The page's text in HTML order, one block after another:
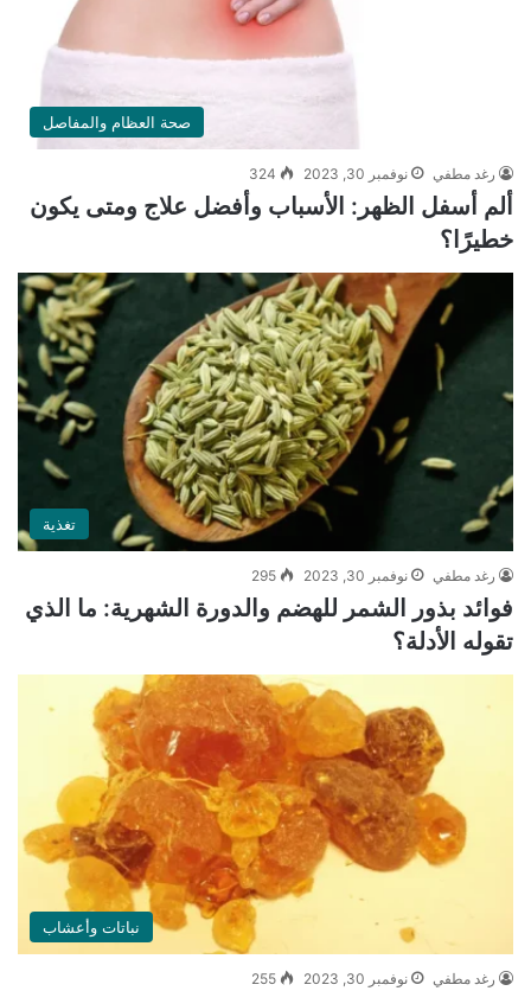
صحة العظام والمفاصل
رغد مطفي نوفمبر 30, 2023 324
ألم أسفل الظهر: الأسباب وأفضل علاج ومتى يكون
خطيرًا؟
تغذية
رغد مطفي نوفمبر 30, 2023 295
فوائد بذور الشمر للهضم والدورة الشهرية: ما الذي
تقوله الأدلة؟
نباتات وأعشاب
رغد مطفي نوفمبر 30, 2023 255